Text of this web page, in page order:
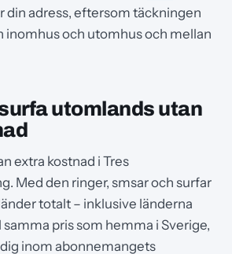
din adress, eftersom täckningen
inomhus och utomhus och mellan
utomlands utan
extra kostnad i Tres
Med den ringer, smsar och surfar
totalt – inklusive länderna
samma pris som hemma i Sverige,
inom abonnemangets